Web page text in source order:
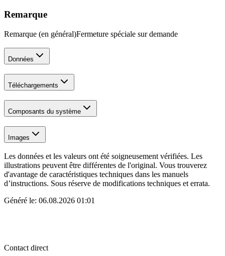
Remarque
Remarque (en général)Fermeture spéciale sur demande
Données
Téléchargements
Composants du système
Images
Les données et les valeurs ont été soigneusement vérifiées. Les
illustrations peuvent être différentes de l'original. Vous trouverez
d'avantage de caractéristiques techniques dans les manuels
d’instructions. Sous réserve de modifications techniques et errata.
Généré le: 06.08.2026 01:01
Contact direct